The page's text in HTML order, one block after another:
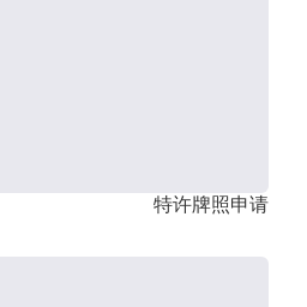
特许牌照申请